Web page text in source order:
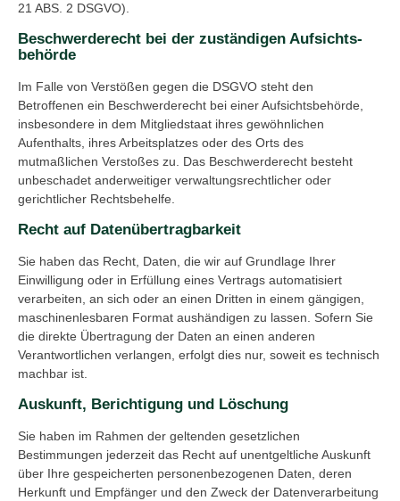
21 ABS. 2 DSGVO).
Beschwerde­recht bei der zuständigen Aufsichts­
behörde
Im Falle von Verstößen gegen die DSGVO steht den
Betroffenen ein Beschwerderecht bei einer Aufsichtsbehörde,
insbesondere in dem Mitgliedstaat ihres gewöhnlichen
Aufenthalts, ihres Arbeitsplatzes oder des Orts des
mutmaßlichen Verstoßes zu. Das Beschwerderecht besteht
unbeschadet anderweitiger verwaltungsrechtlicher oder
gerichtlicher Rechtsbehelfe.
Recht auf Daten­übertrag­barkeit
Sie haben das Recht, Daten, die wir auf Grundlage Ihrer
Einwilligung oder in Erfüllung eines Vertrags automatisiert
verarbeiten, an sich oder an einen Dritten in einem gängigen,
maschinenlesbaren Format aushändigen zu lassen. Sofern Sie
die direkte Übertragung der Daten an einen anderen
Verantwortlichen verlangen, erfolgt dies nur, soweit es technisch
machbar ist.
Auskunft, Berichtigung und Löschung
Sie haben im Rahmen der geltenden gesetzlichen
Bestimmungen jederzeit das Recht auf unentgeltliche Auskunft
über Ihre gespeicherten personenbezogenen Daten, deren
Herkunft und Empfänger und den Zweck der Datenverarbeitung